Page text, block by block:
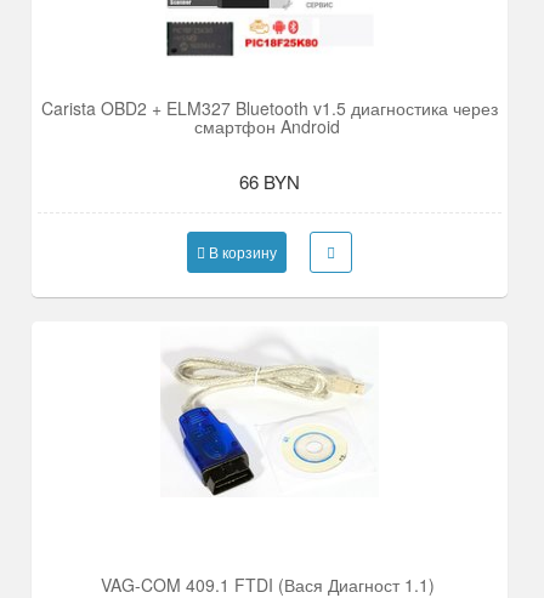
Carista OBD2 + ELM327 Bluetooth v1.5 диагностика через
смартфон Android
66 BYN
В корзину
VAG-COM 409.1 FTDI (Вася Диагност 1.1)